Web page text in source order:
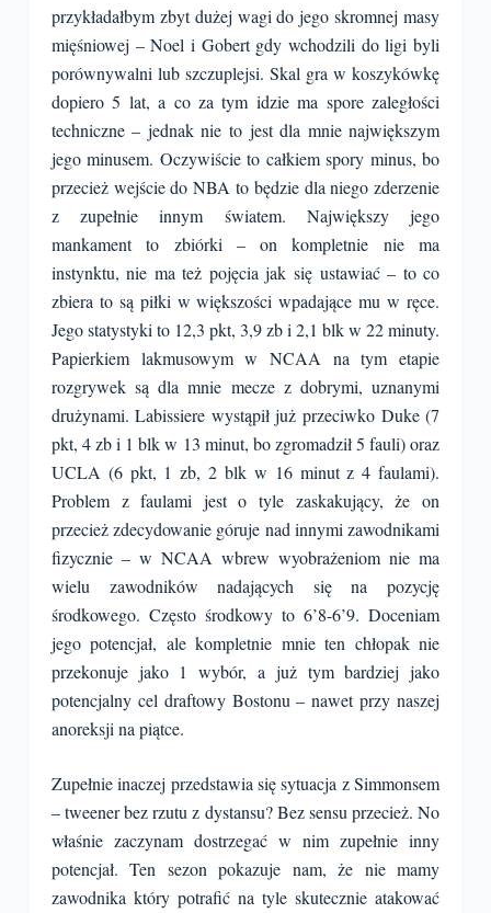
przykładałbym zbyt dużej wagi do jego skromnej masy
mięśniowej – Noel i Gobert gdy wchodzili do ligi byli
porównywalni lub szczuplejsi. Skal gra w koszykówkę
dopiero 5 lat, a co za tym idzie ma spore zaległości
techniczne – jednak nie to jest dla mnie największym
jego minusem. Oczywiście to całkiem spory minus, bo
przecież wejście do NBA to będzie dla niego zderzenie
z zupełnie innym światem. Największy jego
mankament to zbiórki – on kompletnie nie ma
instynktu, nie ma też pojęcia jak się ustawiać – to co
zbiera to są piłki w większości wpadające mu w ręce.
Jego statystyki to 12,3 pkt, 3,9 zb i 2,1 blk w 22 minuty.
Papierkiem lakmusowym w NCAA na tym etapie
rozgrywek są dla mnie mecze z dobrymi, uznanymi
drużynami. Labissiere wystąpił już przeciwko Duke (7
pkt, 4 zb i 1 blk w 13 minut, bo zgromadził 5 fauli) oraz
UCLA (6 pkt, 1 zb, 2 blk w 16 minut z 4 faulami).
Problem z faulami jest o tyle zaskakujący, że on
przecież zdecydowanie góruje nad innymi zawodnikami
fizycznie – w NCAA wbrew wyobrażeniom nie ma
wielu zawodników nadających się na pozycję
środkowego. Często środkowy to 6’8-6’9. Doceniam
jego potencjał, ale kompletnie mnie ten chłopak nie
przekonuje jako 1 wybór, a już tym bardziej jako
potencjalny cel draftowy Bostonu – nawet przy naszej
anoreksji na piątce.
Zupełnie inaczej przedstawia się sytuacja z Simmonsem
– tweener bez rzutu z dystansu? Bez sensu przecież. No
właśnie zaczynam dostrzegać w nim zupełnie inny
potencjał. Ten sezon pokazuje nam, że nie mamy
zawodnika który potrafić na tyle skutecznie atakować